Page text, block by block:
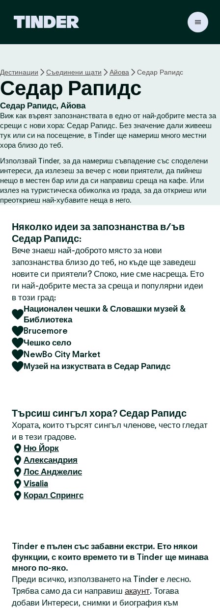
r
Н
а
ч
а
л
о
Дестинации Съединени щати Айова Седар Рапидс
Седар Рапидс
Седар Рапидс, Айова
Виж как вървят запознанствата в едно от най-добрите места за
срещи с нови хора: Седар Рапидс. Без значение дали живееш
тук или си на посещение, в Tinder ще намериш много местни
хора близо до теб.
Използвай Tinder, за да намериш съвпадение със споделени
интереси, да излезеш за вечер с нови приятели, да пийнеш
нещо в местен бар или да си направиш среща на кафе. Или
излез на туристическа обиколка из града, за да откриеш или
преоткриеш най-хубавите неща в него.
Няколко идеи за запознанства в/ъв
Седар Рапидс:
Вече знаеш най-доброто място за нови
запознанства близо до теб, но къде ще заведеш
новите си приятели? Споко, ние сме насреща. Ето
ги най-добрите места за среща и популярни идеи
в този град:
Национален чешки & Словашки музей &
Библиотека
Brucemore
Чешко село
NewBo City Market
Музей на изкуствата в Седар Рапидс
Търсиш сингъл хора? Седар Рапидс
Хората, които търсят сингъл членове, често гледат
и в тези градове.
Ню Йорк
Александрия
Лос Анджелис
Visalia
Корал Спрингс
Tinder е пълен със забавни екстри. Ето някои
функции, с които времето ти в Tinder ще минава
много по-яко.
Преди всичко, използването на Tinder е лесно.
Трябва само да си направиш акаунт. Тогава
добави Интереси, снимки и биография към